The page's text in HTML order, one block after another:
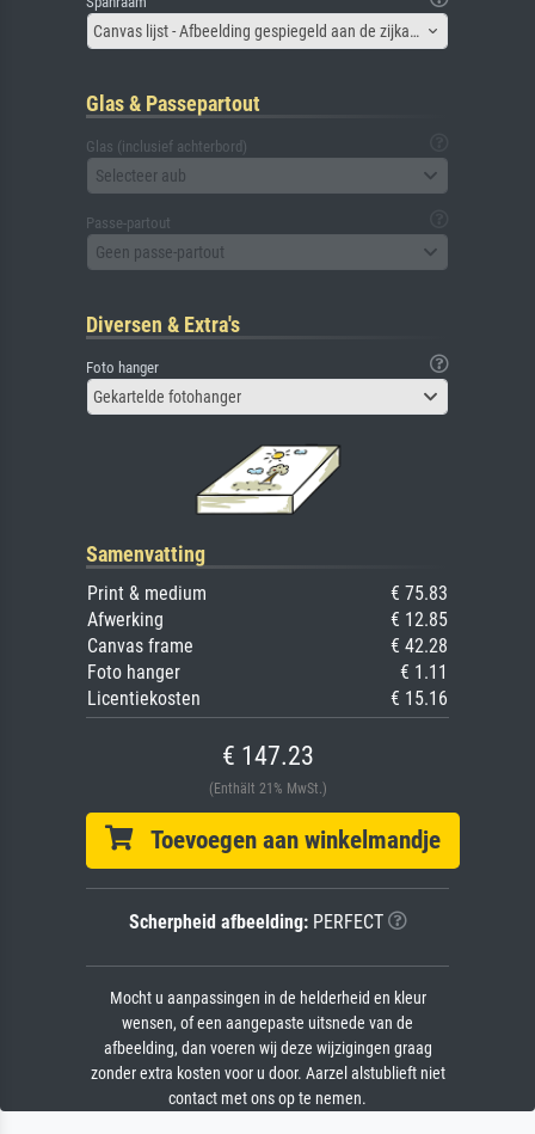
Canvas lijst - Afbeelding gespiegeld aan de zijkant
Glas & Passepartout
Glas (inclusief achterbord)
Selecteer aub
Passe-partout
Geen passe-partout
Diversen & Extra's
Foto hanger
Gekartelde fotohanger
Samenvatting
Print & medium
€ 75.83
Afwerking
€ 12.85
Canvas frame
€ 42.28
Foto hanger
€ 1.11
Licentiekosten
€ 15.16
€ 147.23
(Enthält 21% MwSt.)
Toevoegen aan winkelmandje
Scherpheid afbeelding:PERFECT
Mocht u aanpassingen in de helderheid en kleur
wensen, of een aangepaste uitsnede van de
afbeelding, dan voeren wij deze wijzigingen graag
zonder extra kosten voor u door. Aarzel alstublieft niet
contact met ons op te nemen.